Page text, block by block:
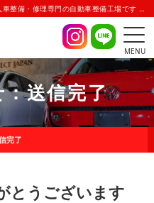
ACJ株式会社は愛知県名古屋市を拠点とする輸入車整備・修理専門の自動車整備工場です | AUTO CONNECT JAPAN(オートコネクトジャパン)
MENU
送信完了
完了
とうございます